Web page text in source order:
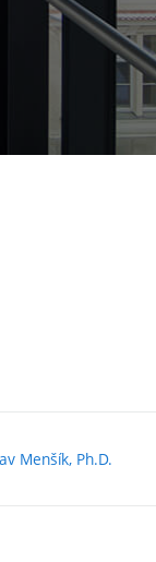
Menšík, Ph.D.